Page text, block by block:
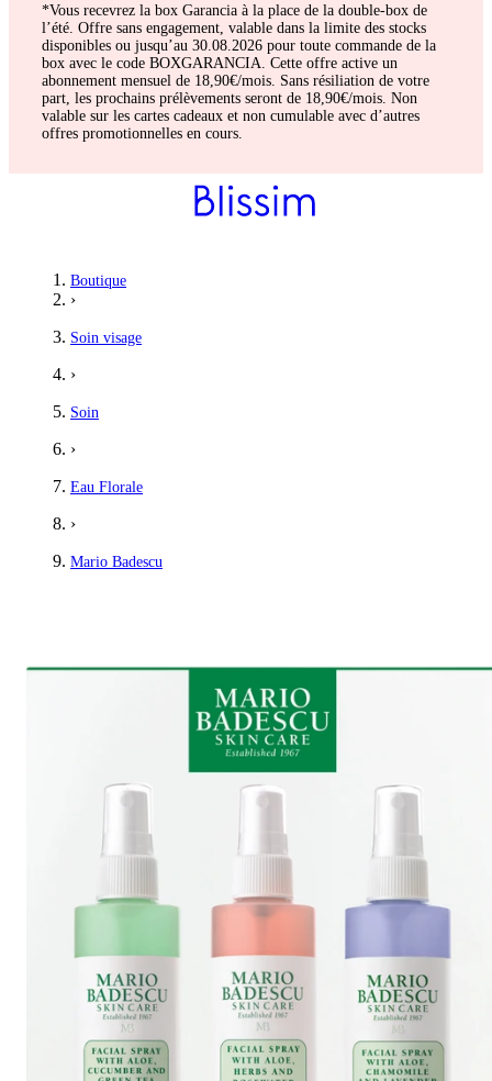
*Vous recevrez la box Garancia à la place de la double-box de
l’été. Offre sans engagement, valable dans la limite des stocks
disponibles ou jusqu’au 30.08.2026 pour toute commande de la
box avec le code BOXGARANCIA. Cette offre active un
abonnement mensuel de 18,90€/mois. Sans résiliation de votre
part, les prochains prélèvements seront de 18,90€/mois. Non
valable sur les cartes cadeaux et non cumulable avec d’autres
offres promotionnelles en cours.
Boutique
›
Soin visage
›
Soin
›
Eau Florale
›
Mario Badescu